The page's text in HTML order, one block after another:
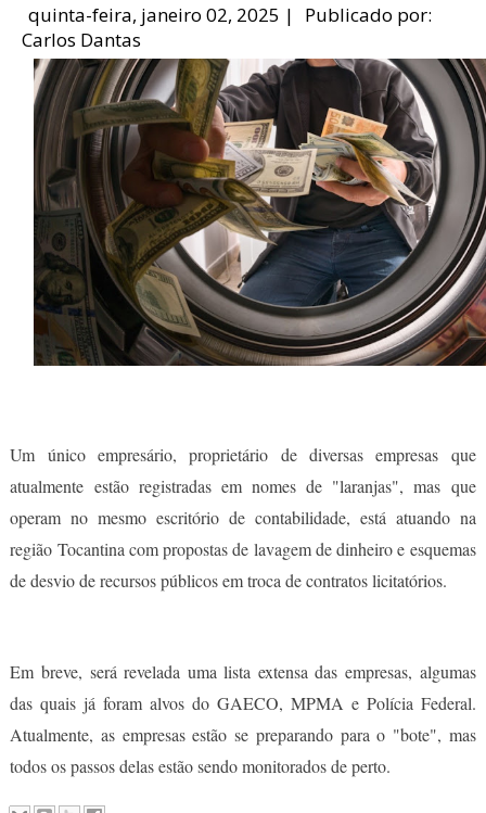
quinta-feira, janeiro 02, 2025 |
Publicado por:
Carlos Dantas
Um único empresário, proprietário de diversas empresas que
atualmente estão registradas em nomes de "laranjas", mas que
operam no mesmo escritório de contabilidade, está atuando na
região Tocantina com propostas de lavagem de dinheiro e esquemas
de desvio de recursos públicos em troca de contratos licitatórios.
Em breve, será revelada uma lista extensa das empresas, algumas
das quais já foram alvos do GAECO, MPMA e Polícia Federal.
Atualmente, as empresas estão se preparando para o "bote", mas
todos os passos delas estão sendo monitorados de perto.